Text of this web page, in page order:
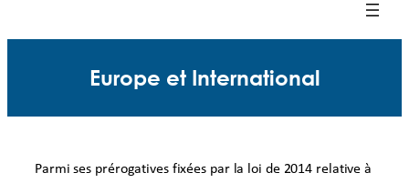
Europe et International
Parmi ses prérogatives fixées par la loi de 2014 relative à